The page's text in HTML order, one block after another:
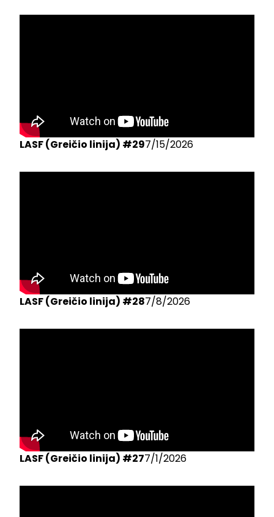
LASF (Greičio linija) #297/15/2026
LASF (Greičio linija) #287/8/2026
LASF (Greičio linija) #277/1/2026